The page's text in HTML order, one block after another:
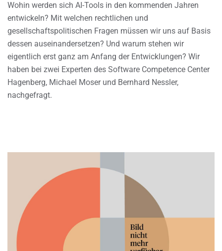
Wohin werden sich AI-Tools in den kommenden Jahren
entwickeln? Mit welchen rechtlichen und
gesellschaftspolitischen Fragen müssen wir uns auf Basis
dessen auseinandersetzen? Und warum stehen wir
eigentlich erst ganz am Anfang der Entwicklungen? Wir
haben bei zwei Experten des Software Competence Center
Hagenberg, Michael Moser und Bernhard Nessler,
nachgefragt.